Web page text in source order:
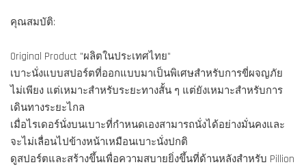
คุณสมบัติ:
Original Product "ผลิตในประเทศไทย"
เบาะนั่งแบบสปอร์ตที่ออกแบบมาเป็นพิเศษสำหรับการขี่ผจญภัย
ไม่เพียง แต่เหมาะสำหรับระยะทางสั้น ๆ แต่ยังเหมาะสำหรับการ
เดินทางระยะไกล
เมื่อไรเดอร์นั่งบนเบาะที่กำหนดเองสามารถนั่งได้อย่างมั่นคงและ
จะไม่เลื่อนไปข้างหน้าเหมือนเบาะนั่งปกติ
ดูสปอร์ตและสร้างขึ้นเพื่อความสบายยิ่งขึ้นที่ด้านหลังสำหรับ Pillion